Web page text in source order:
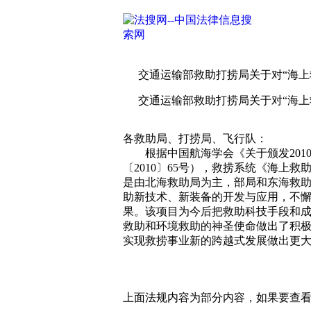
交通运输部救助打捞局关于对“海
交通运输部救助打捞局关于对“海
各救助局、打捞局、飞行队：
根据中国航海学会《关于颁发2010
〔2010〕65号），救捞系统《海上
是由北海救助局为主，部局和东海救
助新技术、新装备的开发与应用，不
果。该项目为今后把救助科技手段和
救助和环境救助的神圣使命做出了积
实现救捞事业新的跨越式发展做出更
上面法规内容为部分内容，如果要查